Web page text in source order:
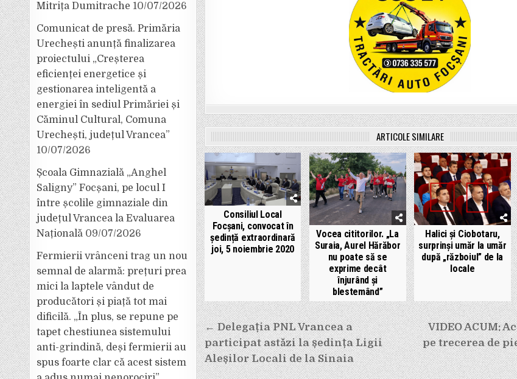
ARTICOLE SIMILARE
Consiliul Local
Focșani, convocat în
ședință extraordinară
joi, 5 noiembrie 2020
Vocea cititorilor. „La
Suraia, Aurel Hărăbor
nu poate să se
exprime decât
înjurând și
blestemând”
Halici și Ciobotaru,
surprinși umăr la umăr
după „războiul” de la
locale
Navigare
în
articole
VIDEO ACUM:
pe trecerea de
← Delegația PNL Vrancea a
participat astăzi la ședința Ligii
Aleșilor Locali de la Sinaia
Mitrița Dumitrache 10/07/2026
Comunicat de presă. Primăria
Urechești anunță finalizarea
proiectului „Creșterea
eficienței energetice și
gestionarea inteligentă a
energiei în sediul Primăriei și
Căminul Cultural, Comuna
Urechești, județul Vrancea”
10/07/2026
Școala Gimnazială „Anghel
Saligny” Focșani, pe locul I
între școlile gimnaziale din
județul Vrancea la Evaluarea
Națională 09/07/2026
Fermierii vrânceni trag un nou
semnal de alarmă: prețuri prea
mici la laptele vândut de
producători și piață tot mai
dificilă. „În plus, se repune pe
tapet chestiunea sistemului
anti-grindină, deși fermierii au
spus foarte clar că acest sistem